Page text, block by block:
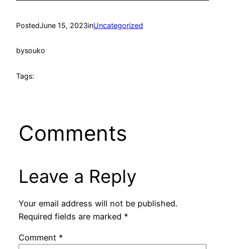
PostedJune 15, 2023inUncategorized
bysouko
Tags:
Comments
Leave a Reply
Your email address will not be published.
Required fields are marked *
Comment *